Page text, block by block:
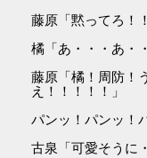
藤原「黙ってろ！
橘「あ・・・あ・
藤原「橘！周防！
え！！！！！」
パンッ！パンッ！
古泉「可愛そうに